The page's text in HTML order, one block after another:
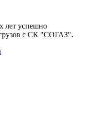
лет успешно
грузов с СК "СОГАЗ".